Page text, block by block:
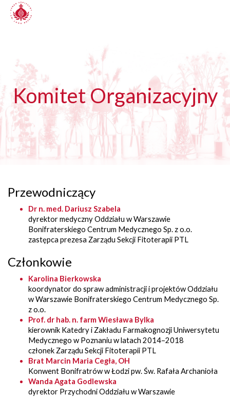
Komitet Organizacyjny
Przewodniczący
Dr n. med. Dariusz Szabela
dyrektor medyczny Oddziału w Warszawie
Bonifraterskiego Centrum Medycznego Sp. z o.o.
zastępca prezesa Zarządu Sekcji Fitoterapii PTL
Członkowie
Karolina Bierkowska
koordynator do spraw administracji i projektów Oddziału
w Warszawie Bonifraterskiego Centrum Medycznego Sp.
z o.o.
Prof. dr hab. n. farm Wiesława Bylka
kierownik Katedry i Zakładu Farmakognozji Uniwersytetu
Medycznego w Poznaniu w latach 2014–2018
członek Zarządu Sekcji Fitoterapii PTL
Brat Marcin Maria Cegła, OH
Konwent Bonifratrów w Łodzi pw. Św. Rafała Archanioła
Wanda Agata Godlewska
dyrektor Przychodni Oddziału w Warszawie